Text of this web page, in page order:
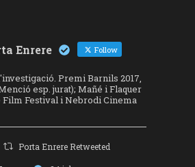
Enrere Follow
Premi Barnils 2017,
esp. jurat); Mañé i Flaquer
Film Festival i Nebrodi Cinema
Porta Enrere Retweeted